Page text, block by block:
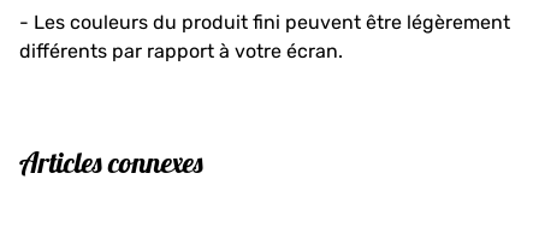
- Les couleurs du produit fini peuvent être légèrement
différents par rapport à votre écran.
Articles connexes